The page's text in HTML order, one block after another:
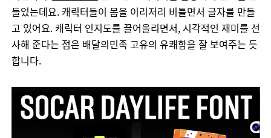
들었는데요. 캐릭터들이 몸을 이리저리 비틀면서 글자를 만들
고 있어요. 캐릭터 인지도를 끌어올리면서, 시각적인 재미를 선
사해 준다는 점은 배달의민족 고유의 유쾌함을 잘보여주는 듯
합니다.